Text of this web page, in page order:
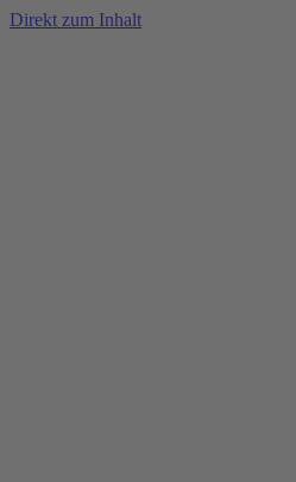
Direkt zum Inhalt